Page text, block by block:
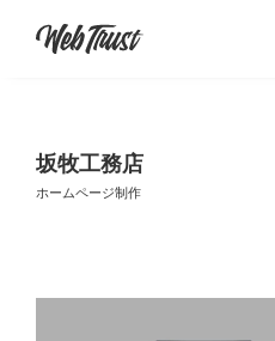
坂牧工務店
ホームページ制作